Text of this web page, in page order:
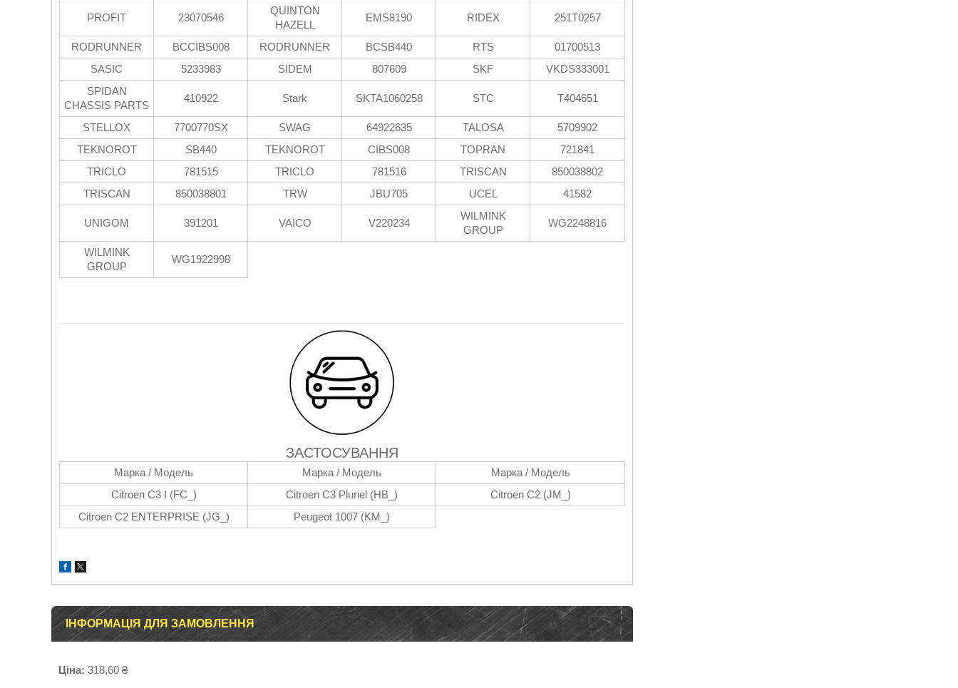
PROFIT 23070546
QUINTON
HAZELL
EMS8190 RIDEX 251T0257
RODRUNNER BCCIBS008 RODRUNNER BCSB440 RTS
01700513
SASIC
5233983 SIDEM 807609 SKF
VKDS333001
SPIDAN
CHASSIS PARTS
410922 Stark SKTA1060258 STC T404651
STELLOX 7700770SX SWAG 64922635 TALOSA
5709902
TEKNOROT
SB440 TEKNOROT CIBS008 TOPRAN
721841
TRICLO
781515 TRICLO 781516 TRISCAN
850038802
TRISCAN
850038801 TRW JBU705 UCEL 41582
UNIGOM 391201 VAICO V220234
WILMINK
GROUP
WG2248816
WILMINK
GROUP
WG1922998
ЗАСТОСУВАННЯ
Марка / Модель Марка / Модель
Марка / Модель
Citroen C3 I (FC_)
Citroen C3 Pluriel (HB_)
Citroen C2 (JM_)
Citroen C2 ENTERPRISE (JG_)
Peugeot 1007 (KM_)
ІНФОРМАЦІЯ ДЛЯ ЗАМОВЛЕННЯ
Ціна: 318,60 ₴